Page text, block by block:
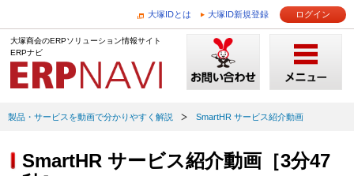
大塚IDとは 大塚ID新規登録 ログイン
大塚商会のERPソリューション情報サイト
ERPナビ
製品・サービスを動画で分かりやすく解説 SmartHR サービス紹介動画
SmartHR サービス紹介動画［3分47